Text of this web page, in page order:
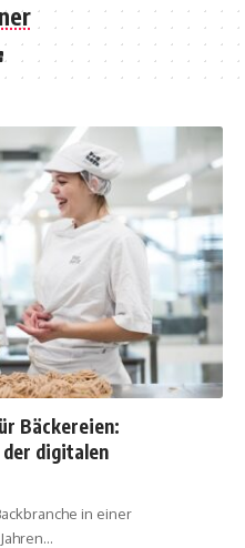
Bäckereien:
digitalen
in einer
…